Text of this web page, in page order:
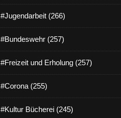
#Jugendarbeit (266)
#Bundeswehr (257)
#Freizeit und Erholung (257)
#Corona (255)
#Kultur Bücherei (245)